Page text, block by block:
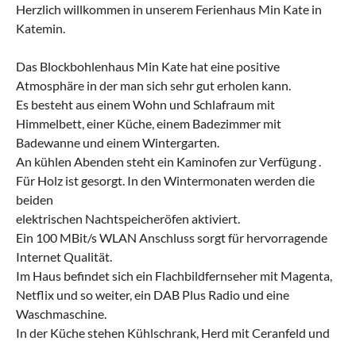
Herzlich willkommen in unserem Ferienhaus Min Kate in
Katemin.
Das Blockbohlenhaus Min Kate hat eine positive
Atmosphäre in der man sich sehr gut erholen kann.
Es besteht aus einem Wohn und Schlafraum mit
Himmelbett, einer Küche, einem Badezimmer mit
Badewanne und einem Wintergarten.
An kühlen Abenden steht ein Kaminofen zur Verfügung .
Für Holz ist gesorgt. In den Wintermonaten werden die
beiden
elektrischen Nachtspeicheröfen aktiviert.
Ein 100 MBit/s WLAN Anschluss sorgt für hervorragende
Internet Qualität.
Im Haus befindet sich ein Flachbildfernseher mit Magenta,
Netflix und so weiter, ein DAB Plus Radio und eine
Waschmaschine.
In der Küche stehen Kühlschrank, Herd mit Ceranfeld und